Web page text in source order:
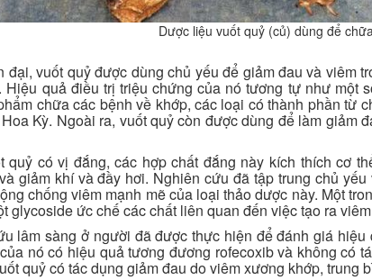
Dược liệu vuốt quỷ (củ) dùng để
đại, vuốt quỷ được dùng chủ yếu để giảm đau và viêm
Hiệu quả điều trị triệu chứng của nó tương tự như một
chữa các bệnh về khớp, các loại có thành phần từ
Kỳ. Ngoài ra, vuốt quỷ còn được dùng để làm giảm
quỷ có vị đắng, các hợp chất đắng này kích thích cơ
giảm khí và đầy hơi. Nghiên cứu đã tập trung chủ
chống viêm mạnh mẽ của loại thảo dược này. Một
glycoside ức chế các chất liên quan đến việc tạo ra
lâm sàng ở người đã được thực hiện để đánh giá
nó có hiệu quả tương đương rofecoxib và không có
quỷ có tác dụng giảm đau do viêm xương khớp, trung